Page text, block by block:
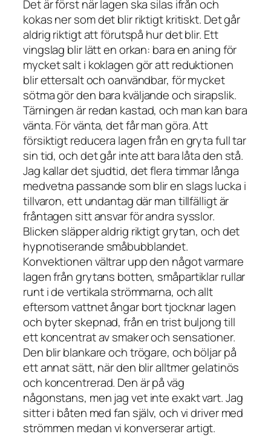
Det är först när lagen ska silas ifrån och
kokas ner som det blir riktigt kritiskt. Det går
aldrig riktigt att förutspå hur det blir. Ett
vingslag blir lätt en orkan: bara en aning för
mycket salt i koklagen gör att reduktionen
blir ettersalt och oanvändbar, för mycket
sötma gör den bara kväljande och sirapslik.
Tärningen är redan kastad, och man kan bara
vänta. För vänta, det får man göra. Att
försiktigt reducera lagen från en gryta full tar
sin tid, och det går inte att bara låta den stå.
Jag kallar detsjudtid, det flera timmar långa
medvetna passande som blir en slags lucka i
tillvaron, ett undantag där man tillfälligt är
fråntagen sitt ansvar för andra sysslor.
Blicken släpper aldrig riktigt grytan, och det
hypnotiserande småbubblandet.
Konvektionen vältrar upp den något varmare
lagen från grytans botten, småpartiklar rullar
runt i de vertikala strömmarna, och allt
eftersom vattnet ångar bort tjocknar lagen
och byter skepnad, från en trist buljong till
ett koncentrat av smaker och sensationer.
Den blir blankare och trögare, och böljar på
ett annat sätt, när den blir alltmer gelatinös
och koncentrerad. Den är på väg
någonstans, men jag vet inte exakt vart. Jag
sitter i båten med fan själv, och vi driver med
strömmen medan vi konverserar artigt.